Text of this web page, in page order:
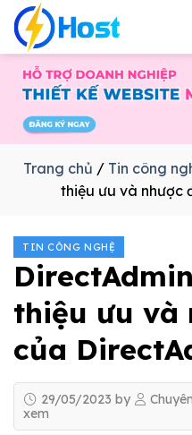
Bỏ
qua
nội
dung
Trang chủ / Tin công
thiệu ưu và nhược
TIN CÔNG NGHỆ
thiệu ưu và
của
29/05/2023 by
xem